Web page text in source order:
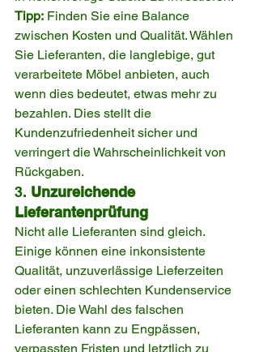
Tipp: Finden Sie eine Balance
zwischen Kosten und Qualität. Wählen
Sie Lieferanten, die langlebige, gut
verarbeitete Möbel anbieten, auch
wenn dies bedeutet, etwas mehr zu
bezahlen. Dies stellt die
Kundenzufriedenheit sicher und
verringert die Wahrscheinlichkeit von
Rückgaben.
3. Unzureichende
Lieferantenprüfung
Nicht alle Lieferanten sind gleich.
Einige können eine inkonsistente
Qualität, unzuverlässige Lieferzeiten
oder einen schlechten Kundenservice
bieten. Die Wahl des falschen
Lieferanten kann zu Engpässen,
verpassten Fristen und letztlich zu